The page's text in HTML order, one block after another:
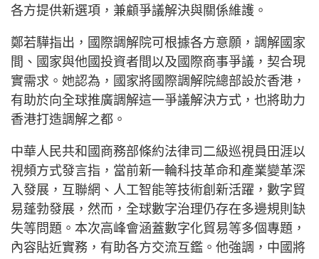
各方提供新選項，兼顧爭議解決與關係維護。
鄭若驊指出，國際調解院可根據各方意願，調解國家
間、國家與他國投資者間以及國際商事爭議，契合現
實需求。她認為，國家將國際調解院總部設於香港，
有助於向全球推廣調解這一爭議解決方式，也將助力
香港打造調解之都。
中華人民共和國商務部條約法律司二級巡視員田涯以
視頻方式發言指，當前新一輪科技革命和產業變革深
入發展，互聯網、人工智能等技術創新活躍，數字貿
易蓬勃發展，然而，全球數字治理仍存在多邊規則缺
失等問題。本次高峰會涵蓋數字化貿易等多個專題，
內容貼近實務，有助各方交流互鑑。他強調，中國將